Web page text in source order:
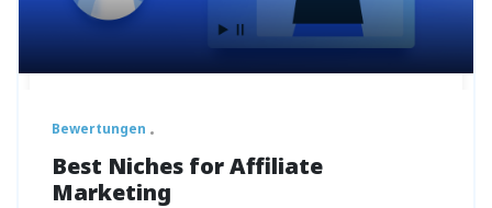
Bewertungen
Best Niches for Affiliate
Marketing